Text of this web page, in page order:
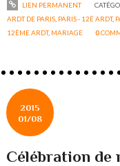
LIEN PERMANENT
ARDT DE PARIS PARIS - 12È ARDT,
12ÈME ARDT, MARIAGE 0
2015
01/08
Célébration de